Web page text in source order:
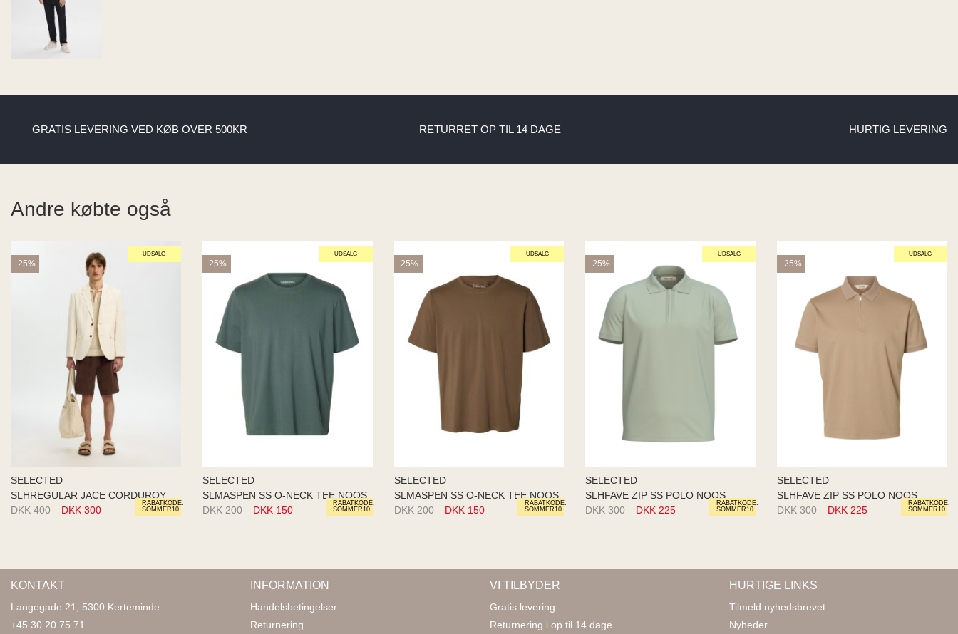
GRATIS LEVERING VED KØB OVER 500KR RETURRET OP TIL 14 DAGE HURTIG LEVERING
Andre købte også
UDSALG
RABATKODE:
SOMMER10
-25%
SELECTED
DKK 400
DKK 300
UDSALG
RABATKODE:
SOMMER10
-25%
SELECTED
SLMASPEN SS O-NECK TEE NOOS
DKK 200
DKK 150
UDSALG
RABATKODE:
SOMMER10
-25%
SELECTED
SLMASPEN SS O-NECK TEE NOOS
DKK 200
DKK 150
UDSALG
RABATKODE:
SOMMER10
-25%
SELECTED
SLHFAVE ZIP SS POLO NOOS
DKK 300
DKK 225
UDSALG
RABATKODE:
SOMMER10
-25%
SELECTED
SLHFAVE ZIP SS POLO NOOS
DKK 300
DKK 225
KONTAKT
Langegade 21, 5300 Kerteminde
+45 30 20 75 71
INFORMATION
Handelsbetingelser
Returnering
VI TILBYDER
Gratis levering
Returnering i op til 14 dage
HURTIGE LINKS
Tilmeld nyhedsbrevet
Nyheder